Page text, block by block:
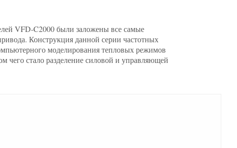
VFD-C2000 были заложены все самые
Конструкция данной серии частотных
моделирования тепловых режимов
чего стало разделение силовой и управляющей